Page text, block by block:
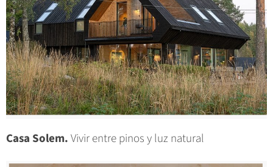
Casa Solem.Vivir entre pinos y luz natural